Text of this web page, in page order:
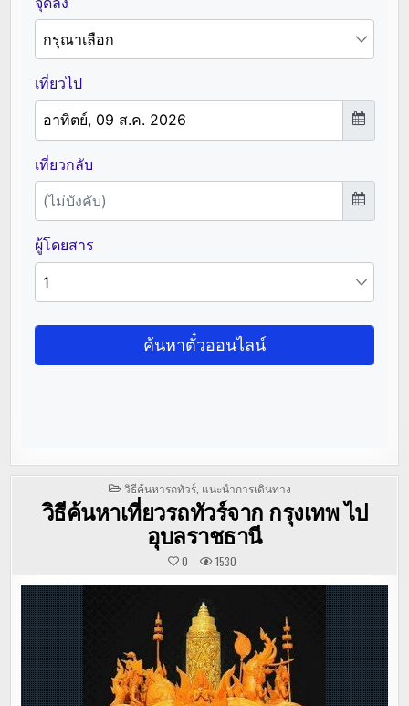
POSTED
IN
วิธีค้นหารถทัวร์ แนะนำการเดินทาง
วิธีค้นหาเที่ยวรถทัวร์จาก กรุงเทพ ไป
อุบลราชธานี
0 1530